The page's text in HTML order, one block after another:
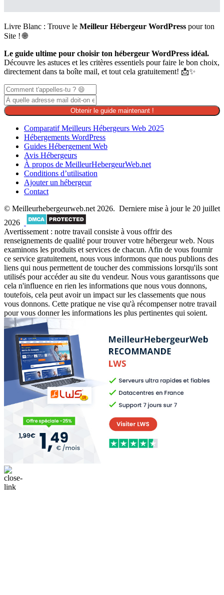
Livre Blanc : Trouve le Meilleur Hébergeur WordPress pour ton
Site ! 🌐
Le guide ultime pour choisir ton hébergeur WordPress idéal.
Découvre les astuces et les critères essentiels pour faire le bon choix,
directement dans ta boîte mail, et tout cela gratuitement! 📩✨
Obtenir le guide maintenant !
Comparatif Meilleurs Hébergeurs Web 2025
Hébergements WordPress
Guides Hébergement Web
Avis Hébergeurs
À propos de MeilleurHebergeurWeb.net
Conditions d’utilisation
Ajouter un hébergeur
Contact
© Meilleurhebergeurweb.net 2026. Derniere mise à jour le 20 juillet
2026
Avertissement : notre travail consiste à vous offrir des
renseignements de qualité pour trouver votre hébergeur web. Nous
examinons les produits et services de chacun. Afin de vous fournir
ce service gratuitement, nous vous informons que nous publions des
liens qui nous permettent de toucher des commissions lorsqu'ils sont
utilisés pour accéder au site du vendeur. Nous vous garantissons que
cela n'influence en rien les informations que nous vous donnons,
toutefois, cela peut avoir un impact sur les classements que nous
vous donnons. Cette pratique ne vise qu'à récompenser notre travail
pour vous donner les informations les plus pertinentes qui soient.